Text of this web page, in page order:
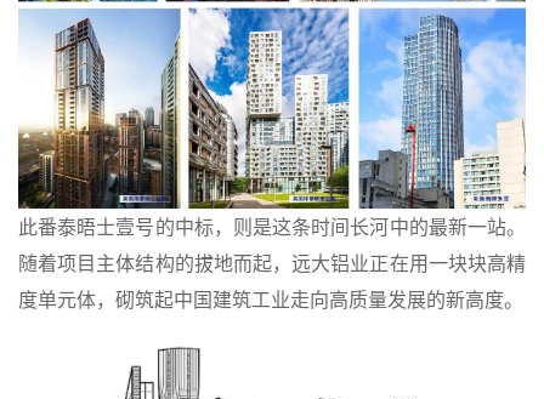
此番泰晤士壹号的中标，则是这条时间长河中的最新一站。
随着项目主体结构的拔地而起，远大铝业正在用一块块高精
度单元体，砌筑起中国建筑工业走向高质量发展的新高度。